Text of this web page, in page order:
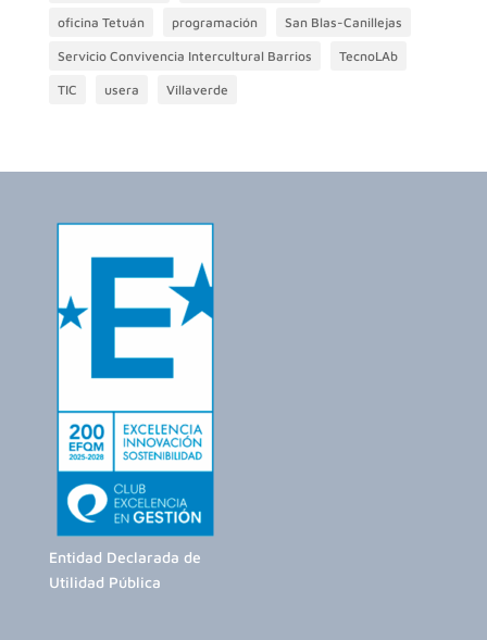
oficina Tetuán programación San Blas-Canillejas
Servicio Convivencia Intercultural Barrios TecnoLAb
TIC usera Villaverde
Entidad Declarada de
Utilidad Pública